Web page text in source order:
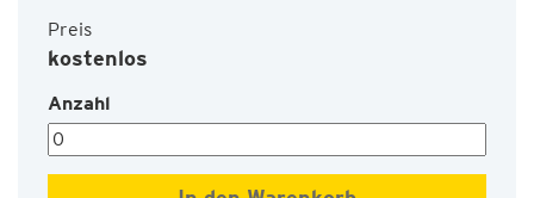
Preis
kostenlos
Anzahl